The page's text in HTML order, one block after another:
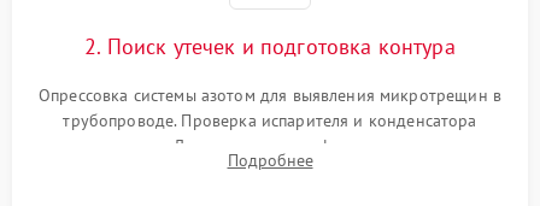
2. Поиск утечек и подготовка контура
Опрессовка системы азотом для выявления микротрещин в
трубопроводе. Проверка испарителя и конденсатора
течеискателем. Демонтаж старого фильтра-осушителя и
продувка капиллярной трубки для устранения засоров.
Подробнее